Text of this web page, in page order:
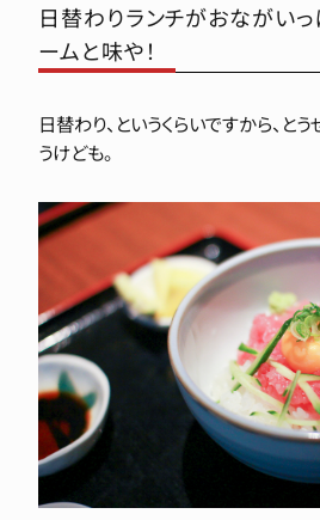
日替わりランチがおながい
ームと味や！
日替わり、というくらいですから、と
うけども。